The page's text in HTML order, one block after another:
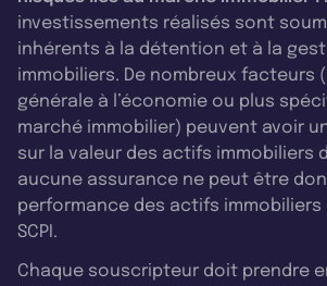
investissements réalisés sont
inhérents à la détention et à la
immobiliers. De nombreux facteurs
générale à l’économie ou plus
marché immobilier) peuvent avoir
sur la valeur des actifs immobiliers
aucune assurance ne peut être
performance des actifs immobiliers
SCPI.
Chaque souscripteur doit prendre